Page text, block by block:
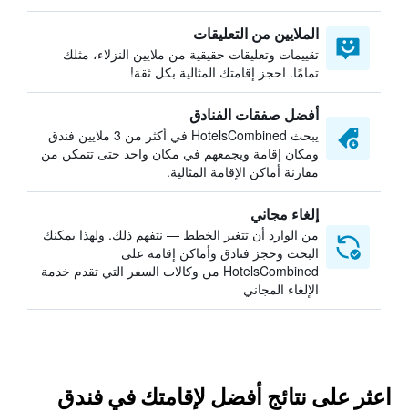
الملايين من التعليقات
تقييمات وتعليقات حقيقية من ملايين النزلاء، مثلك
تمامًا. احجز إقامتك المثالية بكل ثقة!
أفضل صفقات الفنادق
يبحث HotelsCombined في أكثر من 3 ملايين فندق
ومكان إقامة ويجمعهم في مكان واحد حتى تتمكن من
مقارنة أماكن الإقامة المثالية.
إلغاء مجاني
من الوارد أن تتغير الخطط — نتفهم ذلك. ولهذا يمكنك
البحث وحجز فنادق وأماكن إقامة على
HotelsCombined من وكالات السفر التي تقدم خدمة
الإلغاء المجاني
اعثر على نتائج أفضل لإقامتك في فندق